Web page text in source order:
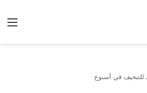
للتنحيف في أسبوع